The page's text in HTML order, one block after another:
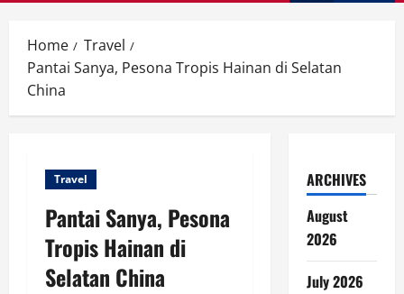
Home
Travel
Pantai Sanya, Pesona Tropis Hainan di Selatan
China
Travel
Pantai Sanya, Pesona
Tropis Hainan di
Selatan China
ARCHIVES
August
2026
July 2026